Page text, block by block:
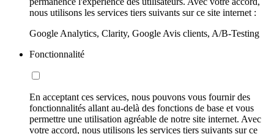
nous utilisons les services tiers suivants sur ce site internet :
Google Analytics, Clarity, Google Avis clients, A/B-Testing
Fonctionnalité
En acceptant ces services, nous pouvons vous fournir des
fonctionnalités allant au-delà des fonctions de base et vous
permettre une utilisation agréable de notre site internet. Avec
votre accord, nous utilisons les services tiers suivants sur ce